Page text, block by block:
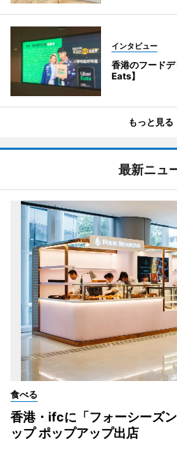
インタビュー
香港のフード
Eats】
もっと見る
最新ニュ
食べる
香港・ifcに「フォーシーズ
ップ ポップアップ出店